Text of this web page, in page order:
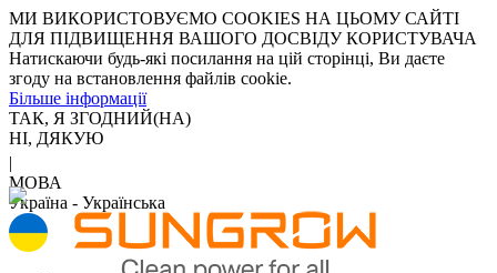
МИ ВИКОРИСТОВУЄМО COOKIES НА ЦЬОМУ САЙТІ
ДЛЯ ПІДВИЩЕННЯ ВАШОГО ДОСВІДУ КОРИСТУВАЧА
Натискаючи будь-які посилання на цій сторінці, Ви даєте
згоду на встановлення файлів cookie.
Більше інформації
ТАК, Я ЗГОДНИЙ(НА)
НІ, ДЯКУЮ
|
МОВА
Україна - Українська